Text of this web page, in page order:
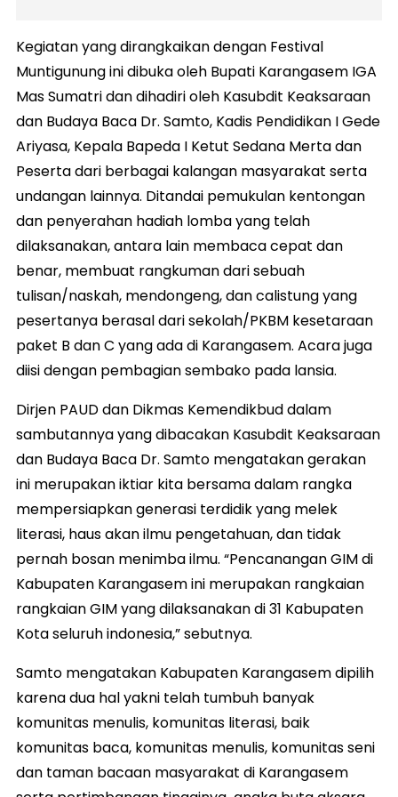
Kegiatan yang dirangkaikan dengan Festival
Muntigunung ini dibuka oleh Bupati Karangasem IGA
Mas Sumatri dan dihadiri oleh Kasubdit Keaksaraan
dan Budaya Baca Dr. Samto, Kadis Pendidikan I Gede
Ariyasa, Kepala Bapeda I Ketut Sedana Merta dan
Peserta dari berbagai kalangan masyarakat serta
undangan lainnya. Ditandai pemukulan kentongan
dan penyerahan hadiah lomba yang telah
dilaksanakan, antara lain membaca cepat dan
benar, membuat rangkuman dari sebuah
tulisan/naskah, mendongeng, dan calistung yang
pesertanya berasal dari sekolah/PKBM kesetaraan
paket B dan C yang ada di Karangasem. Acara juga
diisi dengan pembagian sembako pada lansia.
Dirjen PAUD dan Dikmas Kemendikbud dalam
sambutannya yang dibacakan Kasubdit Keaksaraan
dan Budaya Baca Dr. Samto mengatakan gerakan
ini merupakan iktiar kita bersama dalam rangka
mempersiapkan generasi terdidik yang melek
literasi, haus akan ilmu pengetahuan, dan tidak
pernah bosan menimba ilmu. “Pencanangan GIM di
Kabupaten Karangasem ini merupakan rangkaian
rangkaian GIM yang dilaksanakan di 31 Kabupaten
Kota seluruh indonesia,” sebutnya.
Samto mengatakan Kabupaten Karangasem dipilih
karena dua hal yakni telah tumbuh banyak
komunitas menulis, komunitas literasi, baik
komunitas baca, komunitas menulis, komunitas seni
dan taman bacaan masyarakat di Karangasem